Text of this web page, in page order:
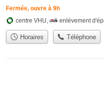
Fermée, ouvre à 9h
centre VHU, enlèvement
Horaires Téléphone